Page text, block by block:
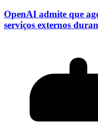
OpenAI admite que
serviços externos